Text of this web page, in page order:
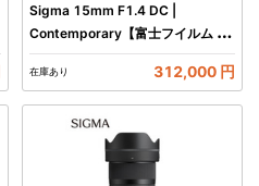
Sigma 15mm F1.4 DC |
Contemporary【富士フイルム X
マウント】カメラ レンズ 家電
在庫あり 312,000 円